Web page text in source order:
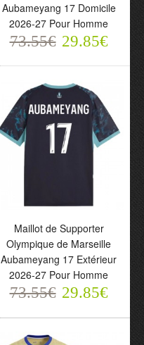
Maillot de Supporter
Olympique de Marseille
Aubameyang 17 Domicile
2026-27 Pour Homme
73.55€ 29.85€
Aubameyang 17 Domicile
2026-27 Pour Homme
73.55€ 29.85€
Maillot de Supporter
Olympique de Marseille
Aubameyang 17 Extérieur
2026-27 Pour Homme
73.55€ 29.85€